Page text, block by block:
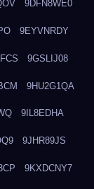
9DFN8WE0
9EYVNRDY
9GSLIJ08
9HU2G1QA
9IL8EDHA
9JHR89JS
9KXDCNY7